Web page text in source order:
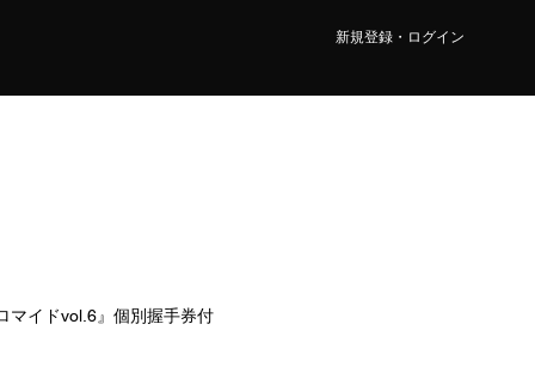
新規登録・ログイン
マイドvol.6』個別握手券付